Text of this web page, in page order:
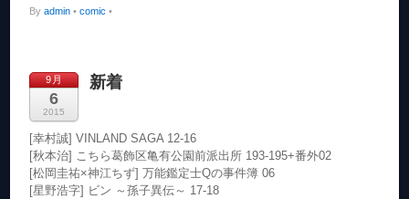
Byadmin • comic •
9月
6
2015
新着
[幸村誠] VINLAND SAGA 12-16
[秋本治] こちら葛飾区亀有公園前派出所 193-195+番外02
[松岡圭祐×神江ちず] 万能鑑定士Qの事件簿 06
[星野浩字] ビン ～孫子異伝～ 17-18